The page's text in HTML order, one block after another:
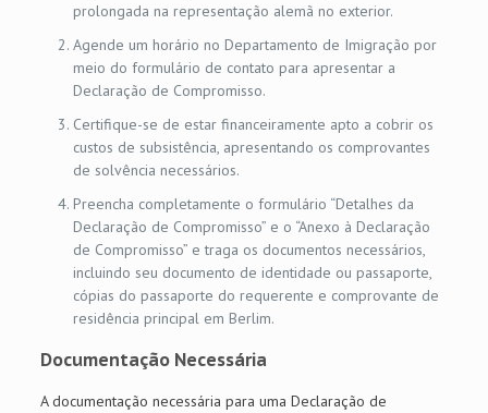
prolongada na representação alemã no exterior.
Agende um horário no Departamento de Imigração por
meio do formulário de contato para apresentar a
Declaração de Compromisso.
Certifique-se de estar financeiramente apto a cobrir os
custos de subsistência, apresentando os comprovantes
de solvência necessários.
Preencha completamente o formulário “Detalhes da
Declaração de Compromisso” e o “Anexo à Declaração
de Compromisso” e traga os documentos necessários,
incluindo seu documento de identidade ou passaporte,
cópias do passaporte do requerente e comprovante de
residência principal em Berlim.
Documentação Necessária
A documentação necessária para uma Declaração de